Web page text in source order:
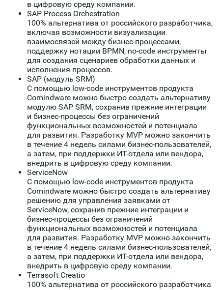
в цифровую среду компании.
SAP Process Orchestration
100% альтернатива от российского разработчика,
включая возможности визуализации
взаимосвязей между бизнес-процессами,
поддержку нотации BPMN, no-code инструменты
для создания сценариев обработки данных и
исполнения процессов.
SAP (модуль SRM)
С помощью low-code инструментов продукта
Comindware можно быстро создать альтернативу
модулю SAP SRM, сохранив прежние интеграции
и бизнес-процессы без ограничений
функциональных возможностей и потенциала
для развития. Разработку MVP можно закончить
в течение 4 недель силами бизнес-пользователей,
а затем, при поддержки ИТ-отдела или вендора,
внедрить в цифровую среду компании.
ServiceNow
С помощью low-code инструментов продукта
Comindware можно быстро создать альтернативу
решению для управления заявками от
ServiceNow, сохранив прежние интеграции и
бизнес-процессы без ограничений
функциональных возможностей и потенциала
для развития. Разработку MVP можно закончить
в течение 4 недель силами бизнес-пользователей,
а затем, при поддержки ИТ-отдела или вендора,
внедрить в цифровую среду компании.
Terrasoft Creatio
100% альтернатива от российского разработчика